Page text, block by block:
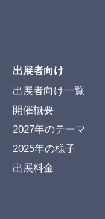
出展者向け
出展者向け一覧
開催概要
2027年のテーマ
2025年の様子
出展料金